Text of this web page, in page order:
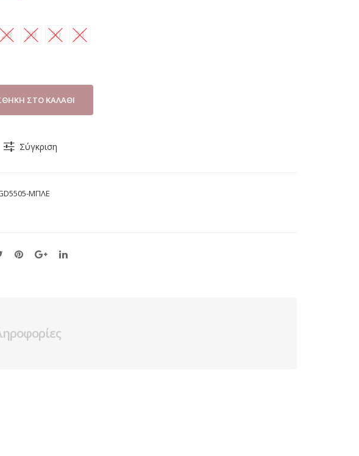
28 29 30
31
ΣΤΟ ΚΑΛΆΘΙ
Σύγκριση
ΜΠΛΕ